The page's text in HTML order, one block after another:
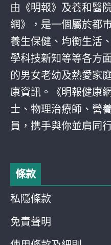
由《明報》及養和醫
網》，是一個屬於都
養生保健、均衡生活
學科技新知等等各方
的男女老幼及熱愛家
康資訊。《明報健康
士、物理治療師、營
員，携手與你並肩同
條款
私隱條款
免責聲明